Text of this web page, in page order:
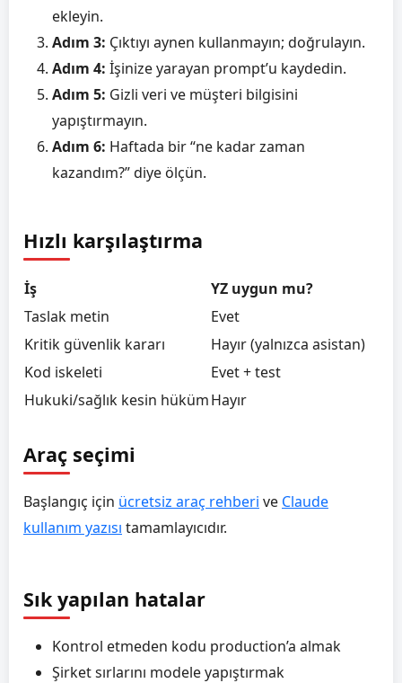
ekleyin.
Adım 3: Çıktıyı aynen kullanmayın; doğrulayın.
Adım 4: İşinize yarayan prompt’u kaydedin.
Adım 5: Gizli veri ve müşteri bilgisini
yapıştırmayın.
Adım 6: Haftada bir “ne kadar zaman
kazandım?” diye ölçün.
Hızlı karşılaştırma
İş
YZ uygun mu?
Taslak metin
Evet
Kritik güvenlik kararı
Hayır (yalnızca asistan)
Kod iskeleti
Evet + test
Hukuki/sağlık kesin hükümHayır
Araç seçimi
Başlangıç için ücretsiz araç rehberi ve Claude
kullanım yazısı tamamlayıcıdır.
Sık yapılan hatalar
Kontrol etmeden kodu production’a almak
Şirket sırlarını modele yapıştırmak